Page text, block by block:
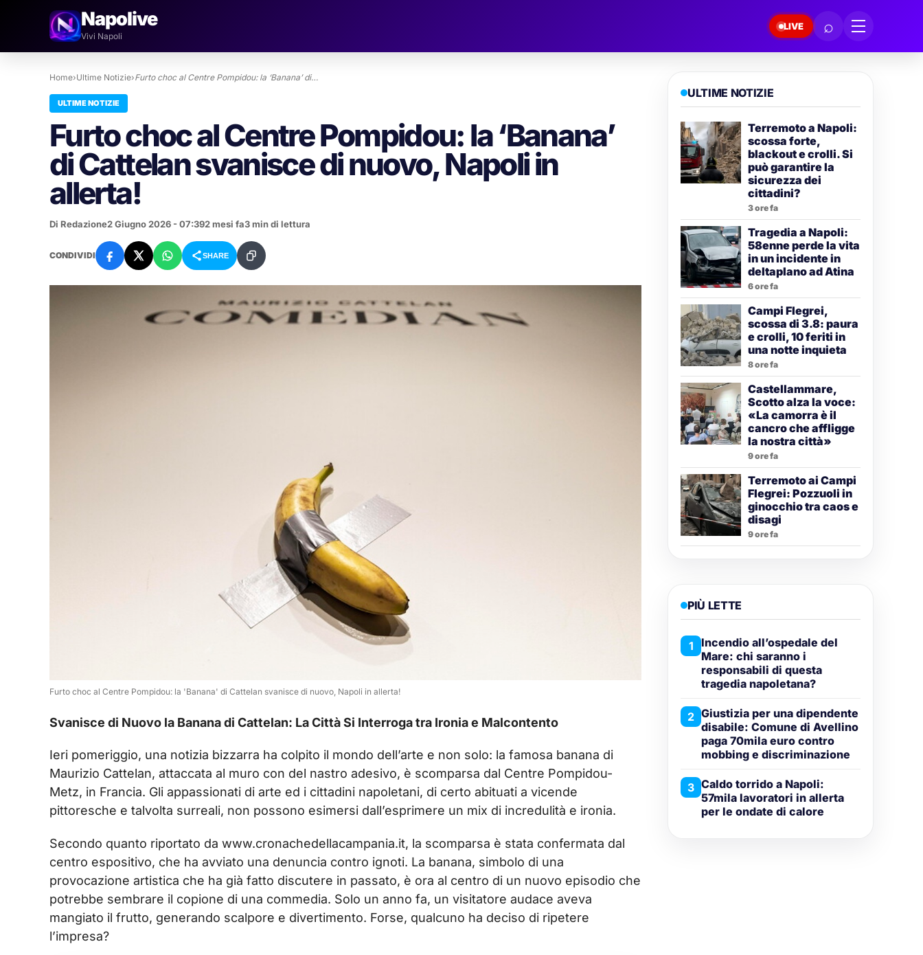
Napolive
Vivi Napoli
LIVE ⌕
Home›Ultime Notizie›Furto choc al Centre Pompidou: la ‘Banana’ di…
ULTIME NOTIZIE
Furto choc al Centre Pompidou: la ‘Banana’
di Cattelan svanisce di nuovo, Napoli in
allerta!
Di Redazione2 Giugno 2026 - 07:392 mesi fa3 min di lettura
CONDIVIDI SHARE
Furto choc al Centre Pompidou: la 'Banana' di Cattelan svanisce di nuovo, Napoli in allerta!
Svanisce di Nuovo la Banana di Cattelan: La Città Si Interroga tra Ironia e Malcontento
Ieri pomeriggio, una notizia bizzarra ha colpito il mondo dell’arte e non solo: la famosa banana di
Maurizio Cattelan, attaccata al muro con del nastro adesivo, è scomparsa dal Centre Pompidou-
Metz, in Francia. Gli appassionati di arte ed i cittadini napoletani, di certo abituati a vicende
pittoresche e talvolta surreali, non possono esimersi dall’esprimere un mix di incredulità e ironia.
Secondo quanto riportato da www.cronachedellacampania.it, la scomparsa è stata confermata dal
centro espositivo, che ha avviato una denuncia contro ignoti. La banana, simbolo di una
provocazione artistica che ha già fatto discutere in passato, è ora al centro di un nuovo episodio che
potrebbe sembrare il copione di una commedia. Solo un anno fa, un visitatore audace aveva
mangiato il frutto, generando scalpore e divertimento. Forse, qualcuno ha deciso di ripetere
l’impresa?
ULTIME NOTIZIE
Terremoto a Napoli:
scossa forte,
blackout e crolli. Si
può garantire la
sicurezza dei
cittadini?
3 ore fa
Tragedia a Napoli:
58enne perde la vita
in un incidente in
deltaplano ad Atina
6 ore fa
Campi Flegrei,
scossa di 3.8: paura
e crolli, 10 feriti in
una notte inquieta
8 ore fa
Castellammare,
Scotto alza la voce:
«La camorra è il
cancro che affligge
la nostra città»
9 ore fa
Terremoto ai Campi
Flegrei: Pozzuoli in
ginocchio tra caos e
disagi
9 ore fa
PIÙ LETTE
1
Incendio all’ospedale del
Mare: chi saranno i
responsabili di questa
tragedia napoletana?
2 Giustizia per una dipendente
disabile: Comune di Avellino
paga 70mila euro contro
mobbing e discriminazione
3 Caldo torrido a Napoli:
57mila lavoratori in allerta
per le ondate di calore